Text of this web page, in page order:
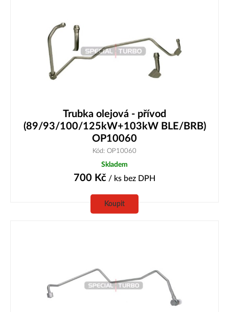
Trubka olejová - přívod
(89/93/100/125kW+103kW BLE/BRB)
OP10060
Kód: OP10060
Skladem
700 Kč / ks bez DPH
Koupit